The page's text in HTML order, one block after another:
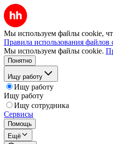
Мы используем файлы cookie,
Правила использования файлов
Мы используем файлы cookie.
Понятно
Ищу работу
Ищу работу
Ищу работу
Ищу сотрудника
Сервисы
Помощь
Ещё